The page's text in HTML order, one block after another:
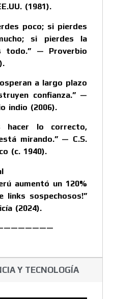
(1981).
poco; si pierdes
si pierdes la
todo.” — Proverbio
a largo plazo
confianza.” —
indio (2006).
hacer lo correcto,
mirando.” — C.S.
(c. 1940).
aumentó un 120%
links sospechosos!”
(2024).
Y TECNOLOGÍA